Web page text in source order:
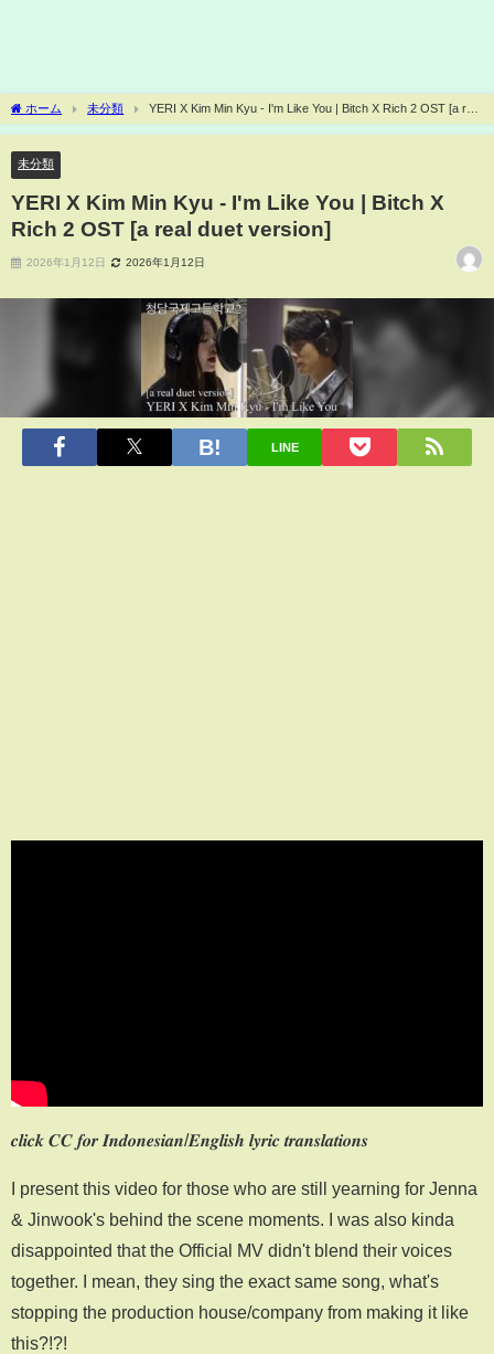
ホーム 未分類
YERI X Kim Min Kyu - I'm Like You | Bitch X Rich 2 OST [a real
duet version]
未分類
YERI X Kim Min Kyu - I'm Like You | Bitch X
Rich 2 OST [a real duet version]
2026年1月12日 2026年1月12日
LINE
𝒄𝒍𝒊𝒄𝒌 𝑪𝑪 𝒇𝒐𝒓 𝑰𝒏𝒅𝒐𝒏𝒆𝒔𝒊𝒂𝒏/𝑬𝒏𝒈𝒍𝒊𝒔𝒉 𝒍𝒚𝒓𝒊𝒄 𝒕𝒓𝒂𝒏𝒔𝒍𝒂𝒕𝒊𝒐𝒏𝒔
I present this video for those who are still yearning for Jenna
& Jinwook's behind the scene moments. I was also kinda
disappointed that the Official MV didn't blend their voices
together. I mean, they sing the exact same song, what's
stopping the production house/company from making it like
this?!?!